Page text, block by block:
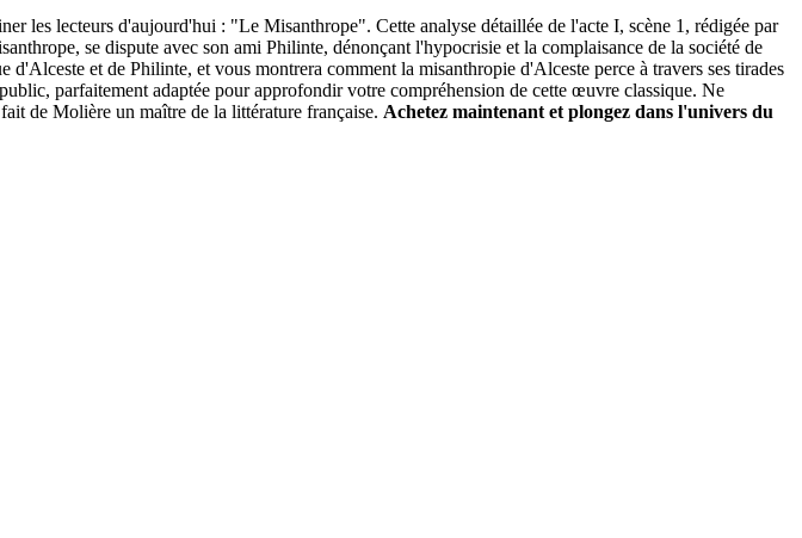
les lecteurs d'aujourd'hui : "Le Misanthrope". Cette analyse détaillée de l'acte I, scène 1, rédigée par
se dispute avec son ami Philinte, dénonçant l'hypocrisie et la complaisance de la société de
et de Philinte, et vous montrera comment la misanthropie d'Alceste perce à travers ses tirades
parfaitement adaptée pour approfondir votre compréhension de cette œuvre classique. Ne
de Molière un maître de la littérature française. Achetez maintenant et plongez dans l'univers du